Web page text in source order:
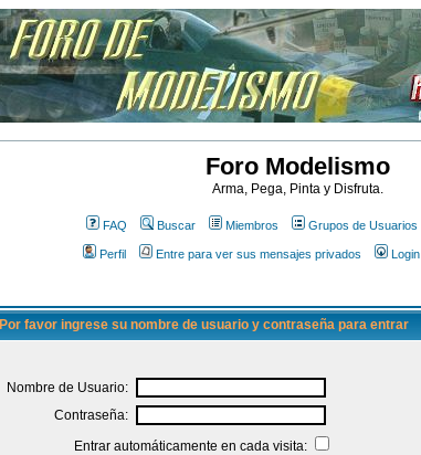
Foro Modelismo
Arma, Pega, Pinta y Disfruta.
FAQ Buscar Miembros Grupos de Usuarios
Perfil Entre para ver sus mensajes privados Login
Por favor ingrese su nombre de usuario y contraseña para entrar
Nombre de Usuario:
Contraseña:
Entrar automáticamente en cada visita: